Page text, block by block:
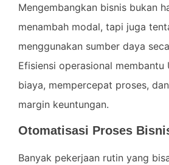
Mengembangkan bisnis bukan
menambah modal, tapi juga
menggunakan sumber daya
Efisiensi operasional membantu
biaya, mempercepat proses,
margin keuntungan.
Otomatisasi Proses
Banyak pekerjaan rutin yang